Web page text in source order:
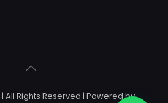
| All Rights Reserved | Powered by